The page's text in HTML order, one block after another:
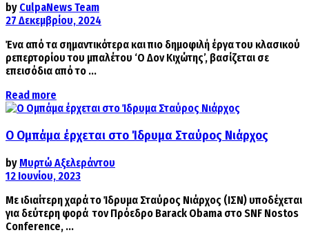
by CulpaNews Team
27 Δεκεμβρίου, 2024
Ένα από τα σημαντικότερα και πιο δημοφιλή έργα του κλασικού
ρεπερτορίου του μπαλέτου ‘Ο Δον Κιχώτης’, βασίζεται σε
επεισόδια από το ...
Read more
Ο Ομπάμα έρχεται στο Ίδρυμα Σταύρος Νιάρχος
by Μυρτώ Αξελεράντου
12 Ιουνίου, 2023
Με ιδιαίτερη χαρά το Ίδρυμα Σταύρος Νιάρχος (ΙΣΝ) υποδέχεται
για δεύτερη φορά τον Πρόεδρο Barack Obama στο SNF Nostos
Conference, ...